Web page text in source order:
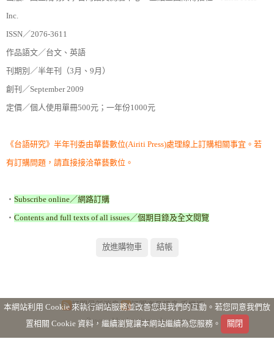
Inc.
ISSN／2076-3611
作品語文／台文、英語
刊期別／半年刊（3月、9月）
創刊／September 2009
定價／個人使用單冊500元；一年份1000元
《台語研究》半年刊委由華藝數位(Airiti Press)處理線上訂購相關事宜。若
有訂購問題，請直接接洽華藝數位。
‧ Subscribe online／網路訂購
‧ Contents and full texts of all issues／個期目錄及全文閱覽
訂閱最新消息 訂閱商品訊息 手機版
Powered by hosting.url.com.tw
本網站利用 Cookie 來執行網站服務並改善您與我們的互動。若您同意我們放
置相關 Cookie 資料，繼續瀏覽讓本網站繼續為您服務。